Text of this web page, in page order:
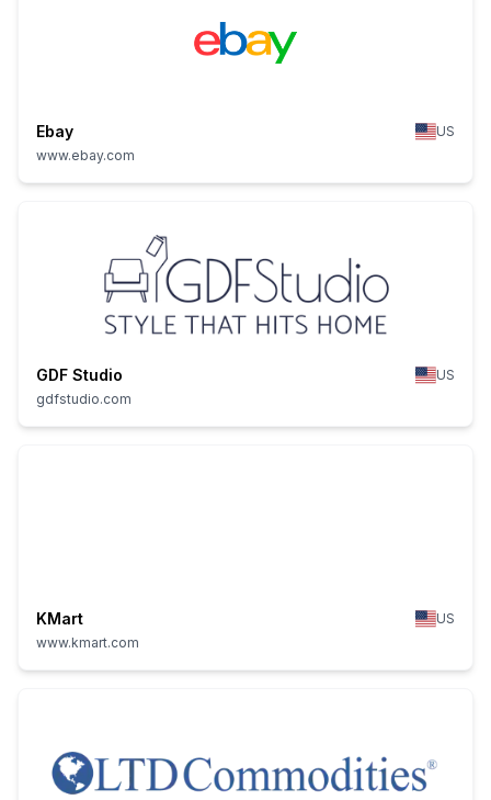
Ebay
US
www.ebay.com
GDF Studio
US
gdfstudio.com
KMart
US
www.kmart.com